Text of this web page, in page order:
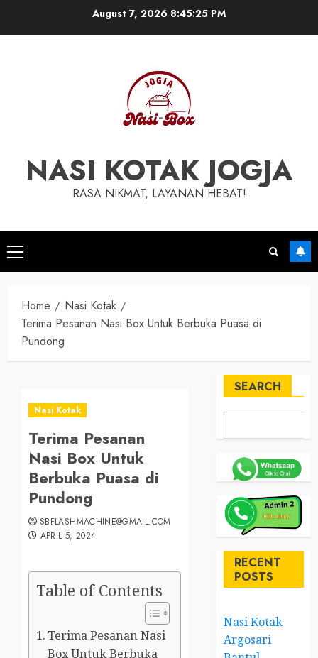
August 7, 2026 8:45:26 PM
NASI KOTAK JOGJA
RASA NIKMAT, LAYANAN HEBAT!
Primary
Menu
Home
Nasi Kotak
Terima Pesanan Nasi Box Untuk Berbuka Puasa di
Pundong
Nasi Kotak
Terima Pesanan
Nasi Box Untuk
Berbuka Puasa di
Pundong
SBFLASHMACHINE@GMAIL.COM
APRIL 5, 2024
Table of Contents
Terima Pesanan Nasi
Box Untuk Berbuka
SEARCH
RECENT
POSTS
Nasi Kotak
Argosari